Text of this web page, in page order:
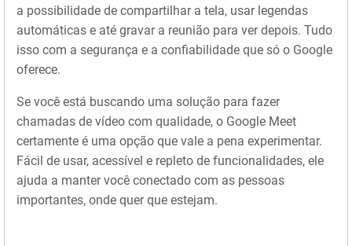
a possibilidade de compartilhar a tela, usar legendas
automáticas e até gravar a reunião para ver depois. Tudo
isso com a segurança e a confiabilidade que só o Google
oferece.
Se você está buscando uma solução para fazer
chamadas de vídeo com qualidade, o Google Meet
certamente é uma opção que vale a pena experimentar.
Fácil de usar, acessível e repleto de funcionalidades, ele
ajuda a manter você conectado com as pessoas
importantes, onde quer que estejam.